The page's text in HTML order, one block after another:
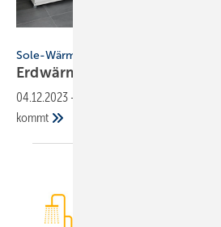
Sole-Wärmepumpen | Roth
Erdw ärme nutzen – mit Roth
04.12.2023 -
kommt